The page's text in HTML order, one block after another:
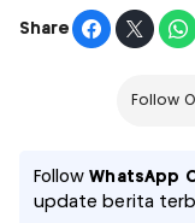
Share
Follow
FollowWhatsApp
update berita